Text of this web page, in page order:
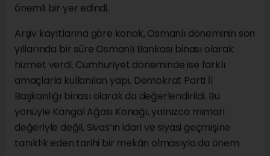
önemli bir yer edindi.
Arşiv kayıtlarına göre konak, Osmanlı döneminin son
yıllarında bir süre Osmanlı Bankası binası olarak
hizmet verdi. Cumhuriyet döneminde ise farklı
amaçlarla kullanılan yapı, Demokrat Parti İl
Başkanlığı binası olarak da değerlendirildi. Bu
yönüyle Kangal Ağası Konağı, yalnızca mimari
değeriyle değil, Sivas’ın idari ve siyasi geçmişine
tanıklık eden tarihi bir mekân olmasıyla da önem